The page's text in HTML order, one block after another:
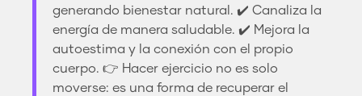
generando bienestar natural. ✔️ Canaliza la
energía de manera saludable. ✔️ Mejora la
autoestima y la conexión con el propio
cuerpo. 👉 Hacer ejercicio no es solo
moverse: es una forma de recuperar el